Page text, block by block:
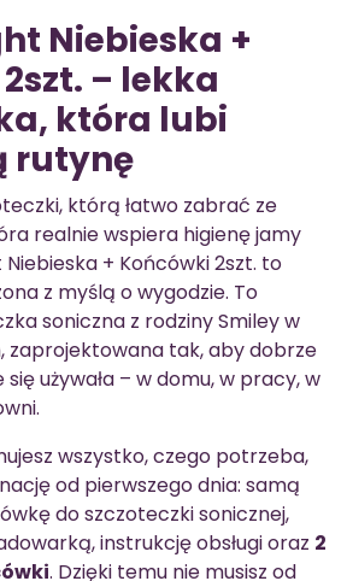
Niebieska +
– lekka
która lubi
rutynę
którą łatwo zabrać ze
realnie wspiera higienę jamy
Niebieska + Końcówki 2szt. to
z myślą o wygodzie. To
soniczna z rodziny Smiley w
zaprojektowana tak, aby dobrze
używała – w domu, w pracy, w
wszystko, czego potrzeba,
od pierwszego dnia: samą
do szczoteczki sonicznej,
instrukcję obsługi oraz 2
. Dzięki temu nie musisz od